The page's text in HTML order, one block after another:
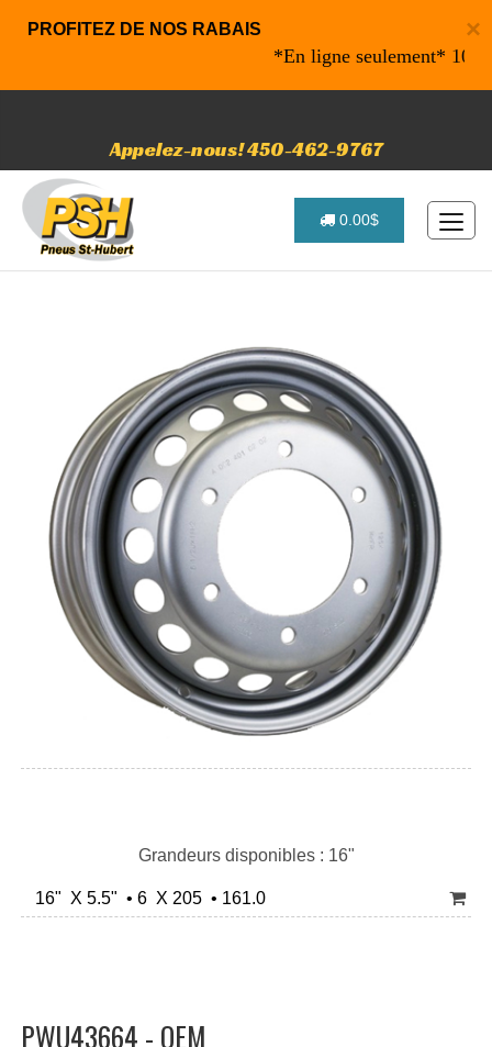
×
PROFITEZ DE NOS RABAIS
*En ligne seulement* 10%
Appelez-nous! 450-462-9767
0.00$
Grandeurs disponibles : 16"
16" X 5.5" • 6 X 205 • 161.0
PWU43664 - OEM